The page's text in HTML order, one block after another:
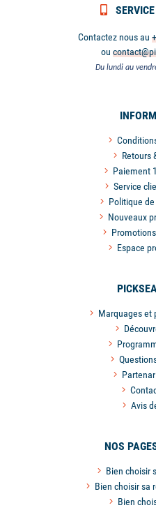
Contactez nous au
ou
Du lundi au
Retours
Paiement
Service
Politique
Nouveaux
Espace
Marquages et
Avis
NOS
Bien choisir
Bien choisir sa
Bien